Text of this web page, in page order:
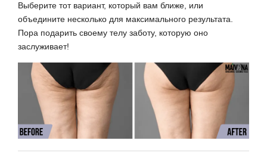
Выберите тот вариант, который вам ближе, или
объедините несколько для максимального результата.
Пора подарить своему телу заботу, которую оно
заслуживает!